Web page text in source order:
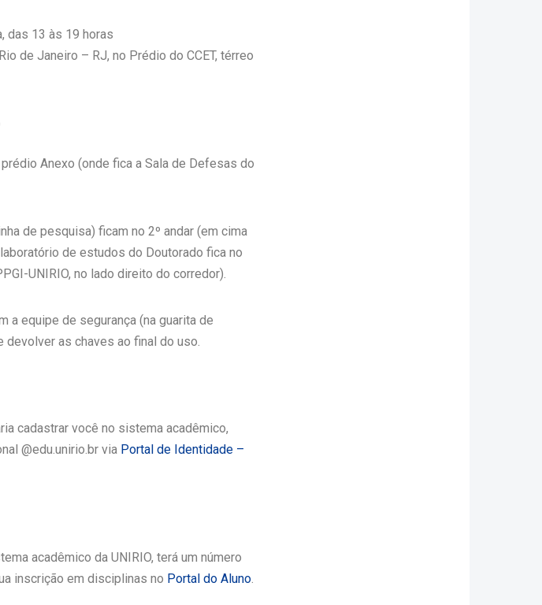
das 13 às 19 horas
de Janeiro – RJ, no Prédio do CCET, térreo
Anexo (onde fica a Sala de Defesas do
de pesquisa) ficam no 2º andar (em cima
de estudos do Doutorado fica no
UNIRIO, no lado direito do corredor).
a equipe de segurança (na guarita de
devolver as chaves ao final do uso.
cadastrar você no sistema acadêmico,
@edu.unirio.br via Portal de Identidade –
acadêmico da UNIRIO, terá um número
inscrição em disciplinas no Portal do Aluno.